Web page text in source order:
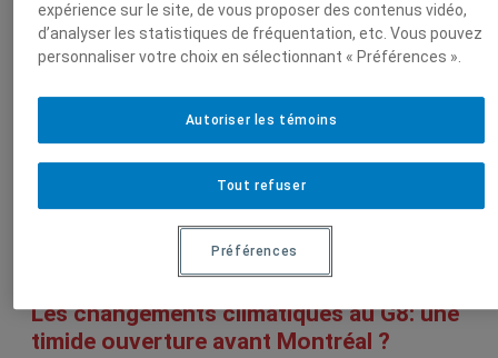
Les négociations sur les changements
climatiques depuis Rio
21 novembre 2005,Alexis Beauchamp
Les changements climatiques au G8: une
timide ouverture avant Montréal ?
Les changements climatiques au G8: une
timide ouverture avant Montréal ?
expérience sur le site, de vous proposer des contenus vidéo,
d’analyser les statistiques de fréquentation, etc. Vous pouvez
personnaliser votre choix en sélectionnant « Préférences ».
Tout refuser
Autoriser les témoins
Préférences